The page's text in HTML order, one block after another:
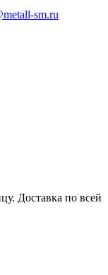
sm.ru
Доставка по всей